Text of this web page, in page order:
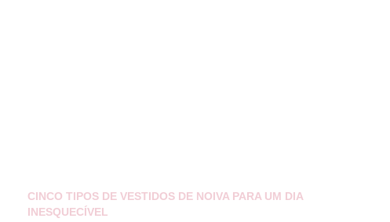
CINCO TIPOS DE VESTIDOS DE NOIVA PARA UM DIA
INESQUECÍVEL